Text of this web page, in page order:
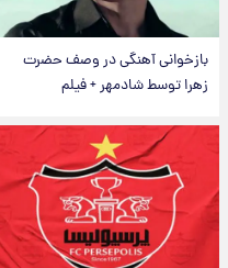
بازخوانی آهنگی در وصف حضرت
زهرا توسط شادمهر + فیلم